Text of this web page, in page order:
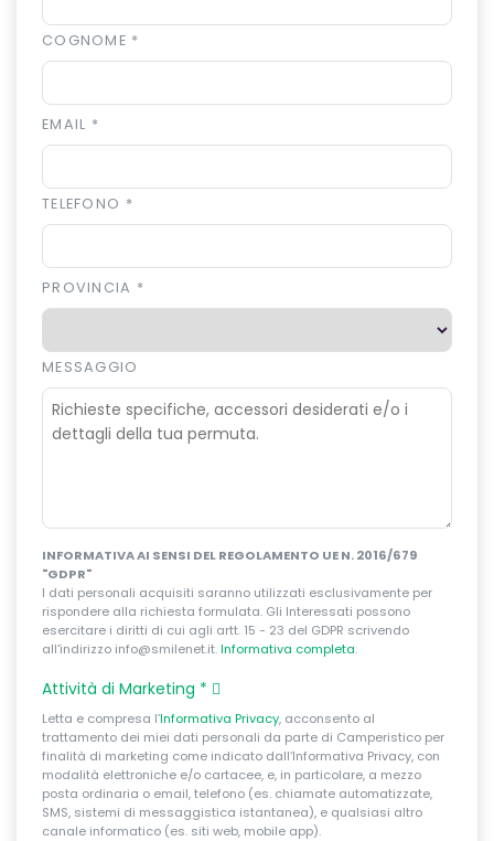
COGNOME *
EMAIL *
TELEFONO *
PROVINCIA *
MESSAGGIO
INFORMATIVA AI SENSI DEL REGOLAMENTO UE N. 2016/679
"GDPR"
I dati personali acquisiti saranno utilizzati esclusivamente per
rispondere alla richiesta formulata. Gli Interessati possono
esercitare i diritti di cui agli artt. 15 - 23 del GDPR scrivendo
all'indirizzo info@smilenet.it.Informativa completa.
Attività di Marketing *
Letta e compresa l’Informativa Privacy, acconsento al
trattamento dei miei dati personali da parte di Camperistico per
finalità di marketing come indicato dall’Informativa Privacy, con
modalità elettroniche e/o cartacee, e, in particolare, a mezzo
posta ordinaria o email, telefono (es. chiamate automatizzate,
SMS, sistemi di messaggistica istantanea), e qualsiasi altro
canale informatico (es. siti web, mobile app).